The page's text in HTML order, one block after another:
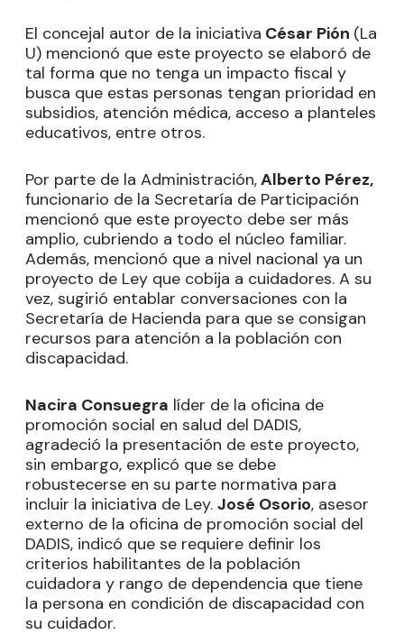
El concejal autor de la iniciativa César Pión (La
U) mencionó que este proyecto se elaboró de
tal forma que no tenga un impacto fiscal y
busca que estas personas tengan prioridad en
subsidios, atención médica, acceso a planteles
educativos, entre otros.
Por parte de la Administración,Alberto Pérez,
funcionario de la Secretaría de Participación
mencionó que este proyecto debe ser más
amplio, cubriendo a todo el núcleo familiar.
Además, mencionó que a nivel nacional ya un
proyecto de Ley que cobija a cuidadores. A su
vez, sugirió entablar conversaciones con la
Secretaría de Hacienda para que se consigan
recursos para atención a la población con
discapacidad.
Nacira Consuegra líder de la oficina de
promoción social en salud del DADIS,
agradeció la presentación de este proyecto,
sin embargo, explicó que se debe
robustecerse en su parte normativa para
incluir la iniciativa de Ley. José Osorio, asesor
externo de la oficina de promoción social del
DADIS, indicó que se requiere definir los
criterios habilitantes de la población
cuidadora y rango de dependencia que tiene
la persona en condición de discapacidad con
su cuidador.